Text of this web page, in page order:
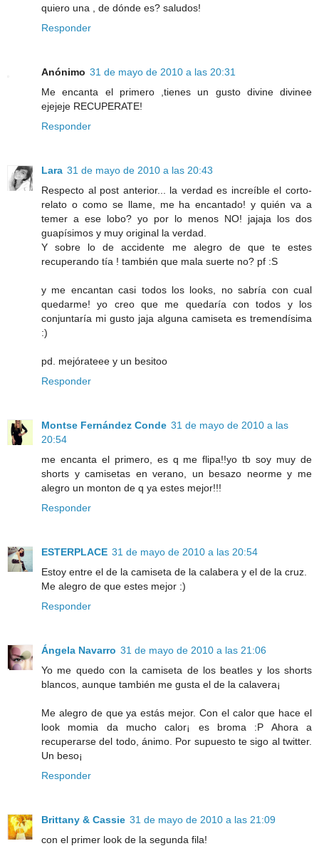
quiero una , de dónde es? saludos!
Responder
Anónimo 31 de mayo de 2010 a las 20:31
Me encanta el primero ,tienes un gusto divine divinee
ejejeje RECUPERATE!
Responder
Lara 31 de mayo de 2010 a las 20:43
Respecto al post anterior... la verdad es increíble el corto-
relato o como se llame, me ha encantado! y quién va a
temer a ese lobo? yo por lo menos NO! jajaja los dos
guapísimos y muy original la verdad.
Y sobre lo de accidente me alegro de que te estes
recuperando tía ! también que mala suerte no? pf :S
y me encantan casi todos los looks, no sabría con cual
quedarme! yo creo que me quedaría con todos y los
conjuntaría mi gusto jaja alguna camiseta es tremendísima
:)
pd. mejórateee y un besitoo
Responder
Montse Fernández Conde 31 de mayo de 2010 a las
20:54
me encanta el primero, es q me flipa!!yo tb soy muy de
shorts y camisetas en verano, un besazo neorme y me
alegro un monton de q ya estes mejor!!!
Responder
ESTERPLACE 31 de mayo de 2010 a las 20:54
Estoy entre el de la camiseta de la calabera y el de la cruz.
Me alegro de que estes mejor :)
Responder
Ángela Navarro 31 de mayo de 2010 a las 21:06
Yo me quedo con la camiseta de los beatles y los shorts
blancos, aunque también me gusta el de la calavera¡
Me alegro de que ya estás mejor. Con el calor que hace el
look momia da mucho calor¡ es broma :P Ahora a
recuperarse del todo, ánimo. Por supuesto te sigo al twitter.
Un beso¡
Responder
Brittany & Cassie 31 de mayo de 2010 a las 21:09
con el primer look de la segunda fila!